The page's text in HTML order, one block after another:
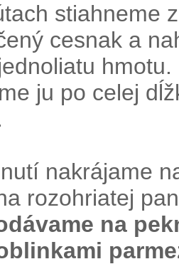
stiahneme
cesnak a
ju po celej
nakrájame
rozohriatej
na